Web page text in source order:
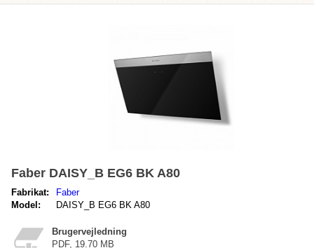
Faber DAISY_B EG6 BK A80
Fabrikat:
Faber
Model:
DAISY_B EG6 BK A80
Brugervejledning
PDF, 19.70 MB